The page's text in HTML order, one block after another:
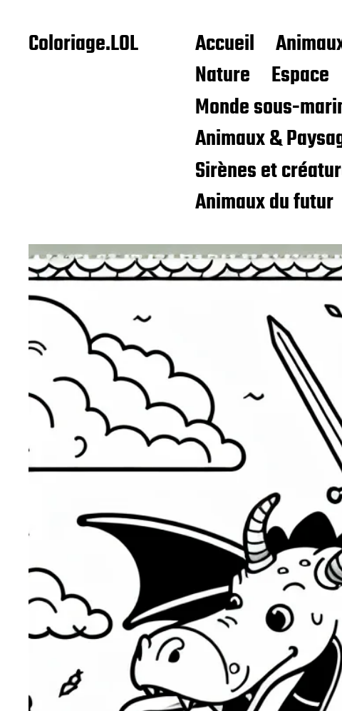
Coloriage.LOL Accueil
Nature
Espace
Monde sous-
Animaux &
Sirènes et
Animaux du futur